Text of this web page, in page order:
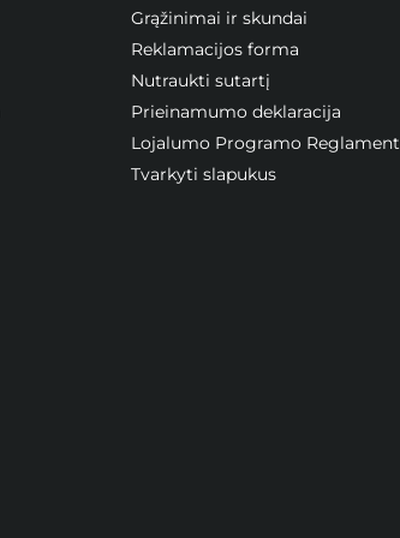
Grąžinimai ir skundai
Reklamacijos forma
Nutraukti sutartį
Prieinamumo deklaracija
Lojalumo Programo
Tvarkyti slapukus